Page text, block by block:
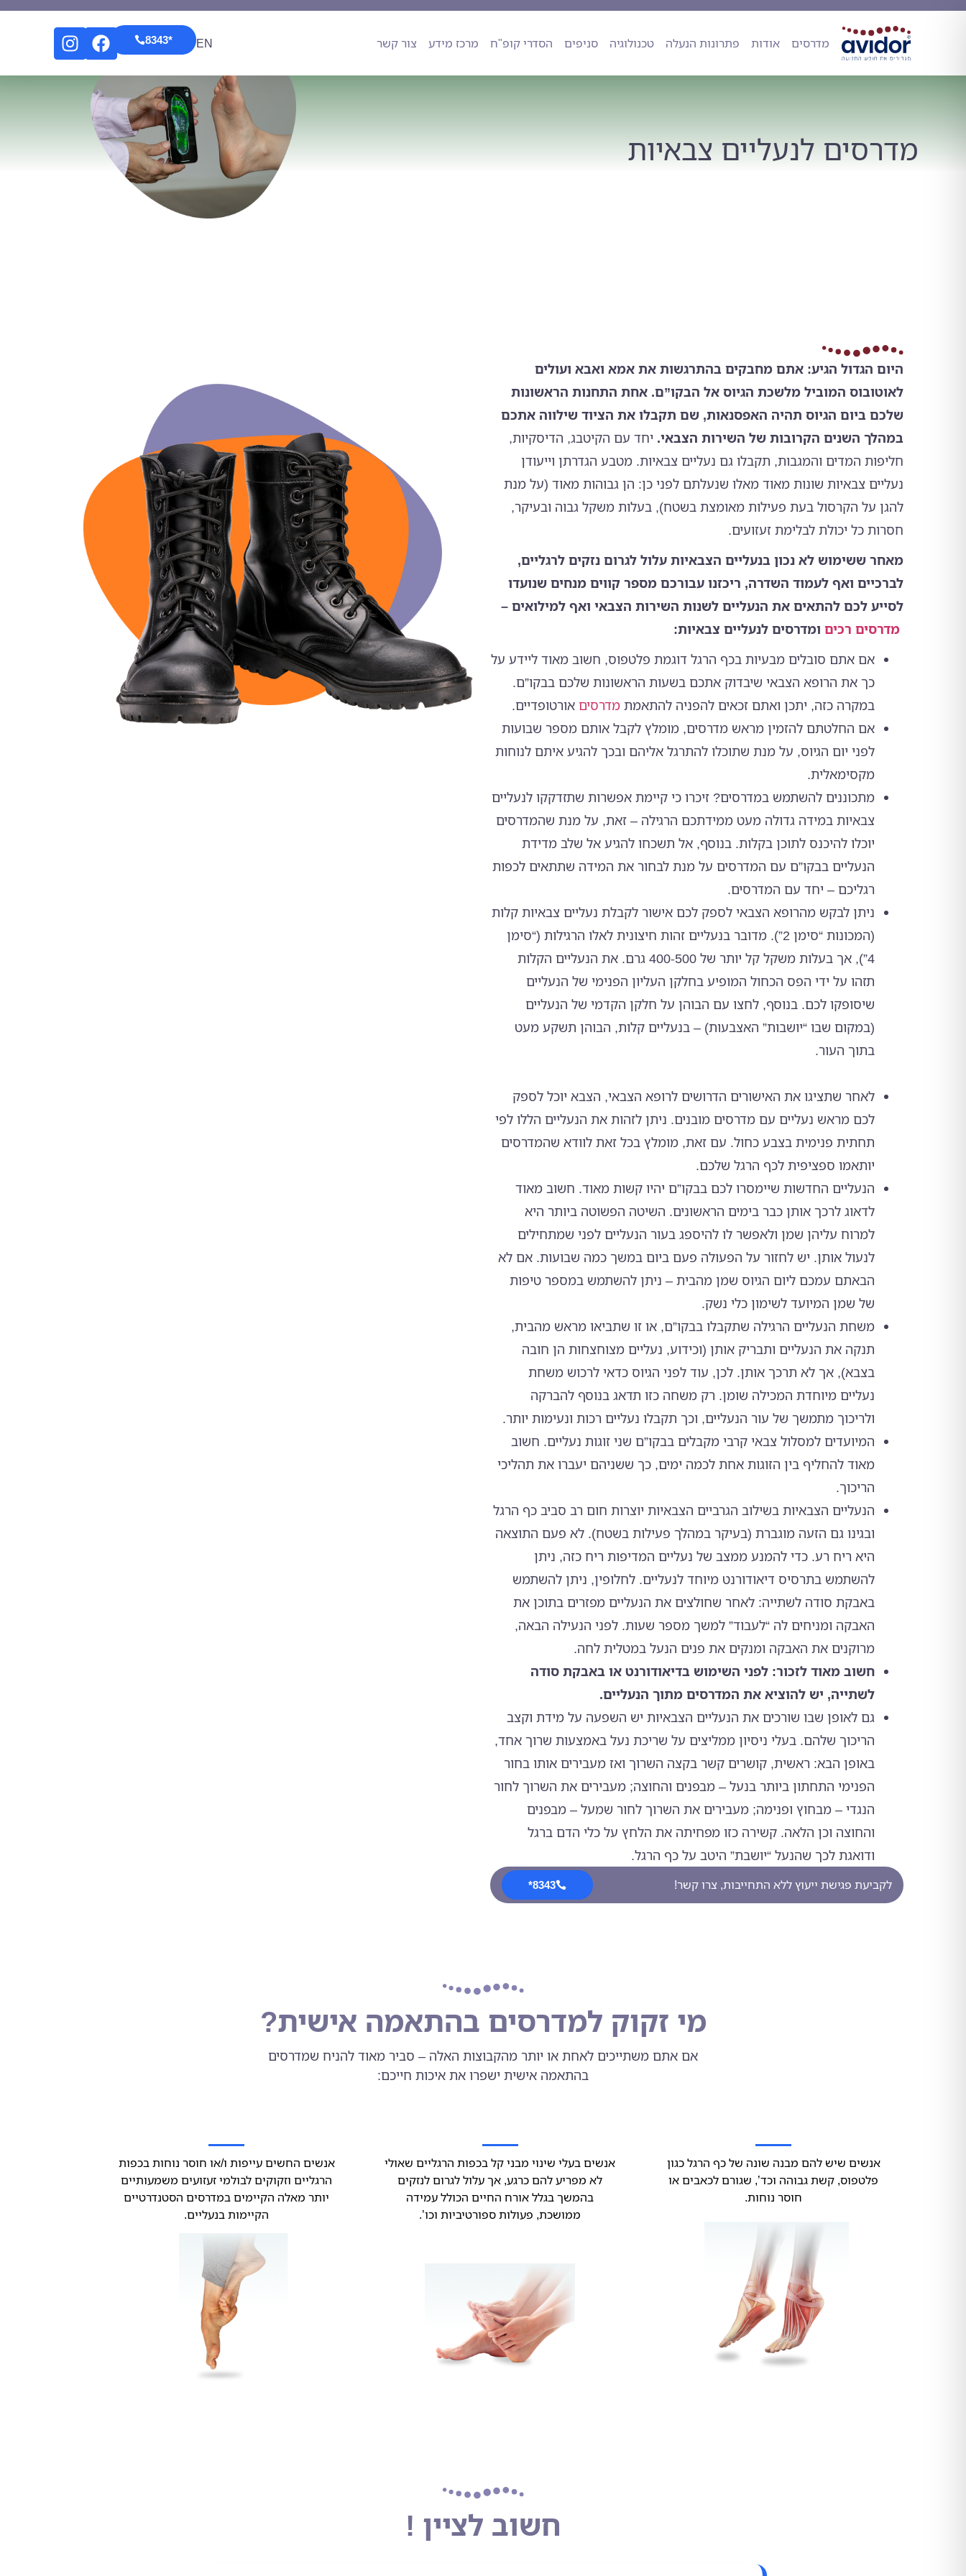
מדרסים אודות פתרונות הנעלה טכנולוגיה סניפים הסדרי קופ"ח מרכז מידע צור קשר EN
*8343
*8343 EN מדרסים אודות פתרונות הנעלה טכנולוגיה סניפים הסדרי קופ"ח מרכז מידע צור קשר
מדרסים לנעליים צבאיות
היום הגדול הגיע: אתם מחבקים בהתרגשות את אמא ואבא ועולים
לאוטובוס המוביל מלשכת הגיוס אל הבקו”ם. אחת התחנות הראשונות
שלכם ביום הגיוס תהיה האפסנאות, שם תקבלו את הציוד שילווה אתכם
במהלך השנים הקרובות של השירות הצבאי. יחד עם הקיטבג, הדיסקיות,
חליפות המדים והמגבות, תקבלו גם נעליים צבאיות. מטבע הגדרתן וייעודן
נעליים צבאיות שונות מאוד מאלו שנעלתם לפני כן: הן גבוהות מאוד (על מנת
להגן על הקרסול בעת פעילות מאומצת בשטח), בעלות משקל גבוה ובעיקר,
חסרות כל יכולת לבלימת זעזועים.
מאחר ששימוש לא נכון בנעליים הצבאיות עלול לגרום נזקים לרגליים,
לברכיים ואף לעמוד השדרה, ריכזנו עבורכם מספר קווים מנחים שנועדו
לסייע לכם להתאים את הנעליים לשנות השירות הצבאי ואף למילואים –
מדרסים רכים ומדרסים לנעליים צבאיות:
אם אתם סובלים מבעיות בכף הרגל דוגמת פלטפוס, חשוב מאוד ליידע על
כך את הרופא הצבאי שיבדוק אתכם בשעות הראשונות שלכם בבקו”ם.
במקרה כזה, יתכן ואתם זכאים להפניה להתאמתמדרסים אורטופדיים.
אם החלטתם להזמין מראש מדרסים, מומלץ לקבל אותם מספר שבועות
לפני יום הגיוס, על מנת שתוכלו להתרגל אליהם ובכך להגיע איתם לנוחות
מקסימאלית.
מתכוננים להשתמש במדרסים? זיכרו כי קיימת אפשרות שתזדקקו לנעליים
צבאיות במידה גדולה מעט ממידתכם הרגילה – זאת, על מנת שהמדרסים
יוכלו להיכנס לתוכן בקלות. בנוסף, אל תשכחו להגיע אל שלב מדידת
הנעליים בבקו”ם עם המדרסים על מנת לבחור את המידה שתתאים לכפות
רגליכם – יחד עם המדרסים.
ניתן לבקש מהרופא הצבאי לספק לכם אישור לקבלת נעליים צבאיות קלות
(המכונות “סימן 2”). מדובר בנעליים זהות חיצונית לאלו הרגילות (“סימן
4”), אך בעלות משקל קל יותר של 400-500 גרם. את הנעליים הקלות
תזהו על ידי הפס הכחול המופיע בחלקן העליון הפנימי של הנעליים
שיסופקו לכם. בנוסף, לחצו עם הבוהן על חלקן הקדמי של הנעליים
(במקום שבו “יושבות” האצבעות) – בנעליים קלות, הבוהן תשקע מעט
בתוך העור.
לאחר שתציגו את האישורים הדרושים לרופא הצבאי, הצבא יוכל לספק
לכם מראש נעליים עם מדרסים מובנים. ניתן לזהות את הנעליים הללו לפי
תחתית פנימית בצבע כחול. עם זאת, מומלץ בכל זאת לוודא שהמדרסים
יותאמו ספציפית לכף הרגל שלכם.
הנעליים החדשות שיימסרו לכם בבקו”ם יהיו קשות מאוד. חשוב מאוד
לדאוג לרכך אותן כבר בימים הראשונים. השיטה הפשוטה ביותר היא
למרוח עליהן שמן ולאפשר לו להיספג בעור הנעליים לפני שמתחילים
לנעול אותן. יש לחזור על הפעולה פעם ביום במשך כמה שבועות. אם לא
הבאתם עמכם ליום הגיוס שמן מהבית – ניתן להשתמש במספר טיפות
של שמן המיועד לשימון כלי נשק.
משחת הנעליים הרגילה שתקבלו בבקו”ם, או זו שתביאו מראש מהבית,
תנקה את הנעליים ותבריק אותן (וכידוע, נעליים מצוחצחות הן חובה
בצבא), אך לא תרכך אותן. לכן, עוד לפני הגיוס כדאי לרכוש משחת
נעליים מיוחדת המכילה שומן. רק משחה כזו תדאג בנוסף להברקה
ולריכוך מתמשך של עור הנעליים, וכך תקבלו נעליים רכות ונעימות יותר.
המיועדים למסלול צבאי קרבי מקבלים בבקו”ם שני זוגות נעליים. חשוב
מאוד להחליף בין הזוגות אחת לכמה ימים, כך ששניהם יעברו את תהליכי
הריכוך.
הנעליים הצבאיות בשילוב הגרביים הצבאיות יוצרות חום רב סביב כף הרגל
ובגינו גם הזעה מוגברת (בעיקר במהלך פעילות בשטח). לא פעם התוצאה
היא ריח רע. כדי להמנע ממצב של נעליים המדיפות ריח כזה, ניתן
להשתמש בתרסיס דיאודורנט מיוחד לנעליים. לחלופין, ניתן להשתמש
באבקת סודה לשתייה: לאחר שחולצים את הנעליים מפזרים בתוכן את
האבקה ומניחים לה “לעבוד” למשך מספר שעות. לפני הנעילה הבאה,
מרוקנים את האבקה ומנקים את פנים הנעל במטלית לחה.
חשוב מאוד לזכור: לפני השימוש בדיאודורנט או באבקת סודה
לשתייה, יש להוציא את המדרסים מתוך הנעליים.
גם לאופן שבו שורכים את הנעליים הצבאיות יש השפעה על מידת וקצב
הריכוך שלהם. בעלי ניסיון ממליצים על שריכת נעל באמצעות שרוך אחד,
באופן הבא: ראשית, קושרים קשר בקצה השרוך ואז מעבירים אותו בחור
הפנימי התחתון ביותר בנעל – מבפנים והחוצה; מעבירים את השרוך לחור
הנגדי – מבחוץ ופנימה; מעבירים את השרוך לחור שמעל – מבפנים
והחוצה וכן הלאה. קשירה כזו מפחיתה את הלחץ על כלי הדם ברגל
ודואגת לכך שהנעל “יושבת” היטב על כף הרגל.
לקביעת פגישת ייעוץ ללא התחייבות, צרו קשר! 8343*
מי זקוק למדרסים בהתאמה אישית?
אם אתם משתייכים לאחת או יותר מהקבוצות האלה – סביר מאוד להניח שמדרסים
בהתאמה אישית ישפרו את איכות חייכם:
אנשים שיש להם מבנה שונה של כף הרגל כגון
פלטפוס, קשת גבוהה וכד’, שגורם לכאבים או
חוסר נוחות.
אנשים בעלי שינוי מבני קל בכפות הרגליים שאולי
לא מפריע להם כרגע, אך עלול לגרום לנזקים
בהמשך בגלל אורח החיים הכולל עמידה
ממושכת, פעולות ספורטיביות וכו’.
אנשים החשים עייפות ו/או חוסר נוחות בכפות
הרגליים וזקוקים לבולמי זעזועים משמעותיים
יותר מאלה הקיימים במדרסים הסטנדרטיים
הקיימות בנעליים.
חשוב לציין !